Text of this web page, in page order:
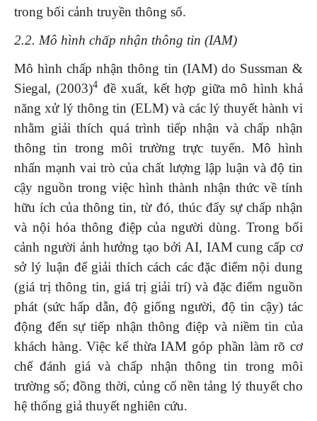
trong bối cảnh truyền thông số.
2.2. Mô hình chấp nhận thông tin (IAM)
Mô hình chấp nhận thông tin (IAM) do Sussman &
Siegal, (2003)4 đề xuất, kết hợp giữa mô hình khả
năng xử lý thông tin (ELM) và các lý thuyết hành vi
nhằm giải thích quá trình tiếp nhận và chấp nhận
thông tin trong môi trường trực tuyến. Mô hình
nhấn mạnh vai trò của chất lượng lập luận và độ tin
cậy nguồn trong việc hình thành nhận thức về tính
hữu ích của thông tin, từ đó, thúc đẩy sự chấp nhận
và nội hóa thông điệp của người dùng. Trong bối
cảnh người ảnh hưởng tạo bởi AI, IAM cung cấp cơ
sở lý luận để giải thích cách các đặc điểm nội dung
(giá trị thông tin, giá trị giải trí) và đặc điểm nguồn
phát (sức hấp dẫn, độ giống người, độ tin cậy) tác
động đến sự tiếp nhận thông điệp và niềm tin của
khách hàng. Việc kế thừa IAM góp phần làm rõ cơ
chế đánh giá và chấp nhận thông tin trong môi
trường số; đồng thời, củng cố nền tảng lý thuyết cho
hệ thống giả thuyết nghiên cứu.